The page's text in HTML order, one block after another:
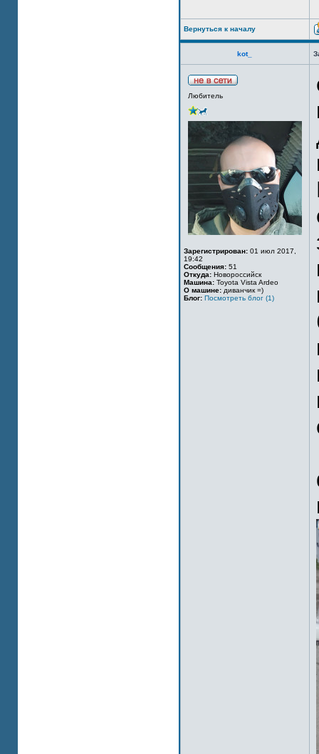
Вернуться к началу
kot_
Любитель
Зарегистрирован: 01 июл 2017,
19:42
Сообщения: 51
Откуда: Новороссийск
Машина: Toyota Vista Ardeo
О машине: диванчик =)
Блог: Посмотреть блог (1)